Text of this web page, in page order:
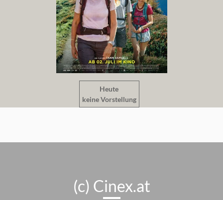
Heute
keine Vorstellung
(c) Cinex.at